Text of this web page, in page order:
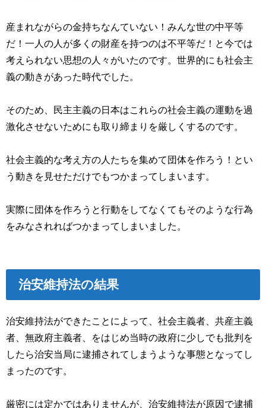
産まれながらの金持ちなんていない！みんな世の中平等
だ！一人の人が多くの財産を持つのは不平等だ！と今では
考えられない思想の人々がいたのです。世界的にも社会主
義の動きがあった時代でした。
そのため、民主主義の日本はこれらの社会主義の運動を過
激化させないためにも取り締まりを厳しくするのです。
社会主義的な考え方の人たちを集めて団体を作ろう！とい
う動きを見せただけでもつかまってしまいます。
実際に団体を作ろうと行動をしてなくてもそのような行為
をみなされればつかまってしまいました。
治安維持法の結果
治安維持法ができたことによって、社会主義者、共産主義
者、無政府主義者、をはじめ当時の政府に少しでも批判を
したら治安当局に逮捕されてしまうような事態となってし
まったのです。
厳密には定かではありませんが、治安維持法が原因で逮捕